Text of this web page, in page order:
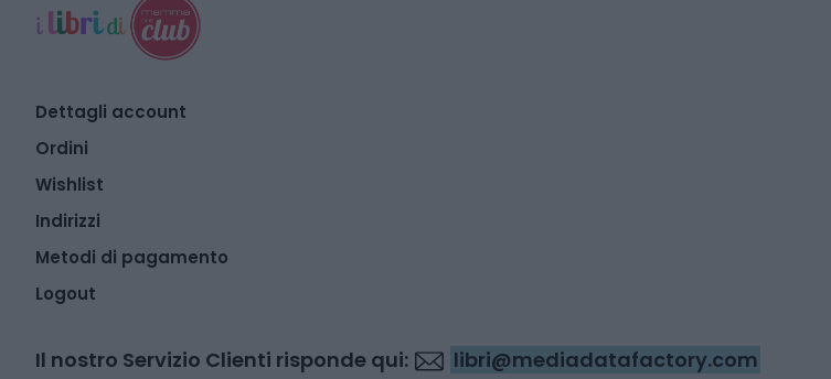
Dettagli account
Ordini
Wishlist
Indirizzi
Metodi di pagamento
Logout
Il nostro Servizio Clienti risponde qui: libri@mediadatafactory.com